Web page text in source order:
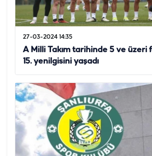
27-03-2024 14:35
A Milli Takım tarihinde 5 ve üzeri
15. yenilgisini yaşadı